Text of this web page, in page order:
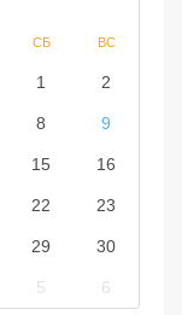
СБ ВС
1 2
8 9
15 16
22 23
29 30
5 6